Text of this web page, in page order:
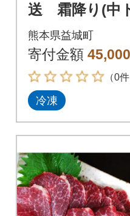
送 霜降り(中
0g(益城町)
熊本県益城町
寄付金額 45,000
（0件
冷凍